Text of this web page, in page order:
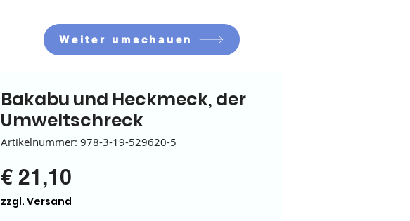
Weiter umschauen
Bakabu und Heckmeck, der
Umweltschreck
Artikelnummer: 978-3-19-529620-5
€ 21,10
zzgl. Versand